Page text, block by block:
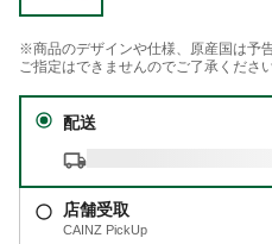
※商品のデザインや仕様、原産国は予
ご指定はできませんのでご了承ください
配送
店舗受取
CAINZ PickUp